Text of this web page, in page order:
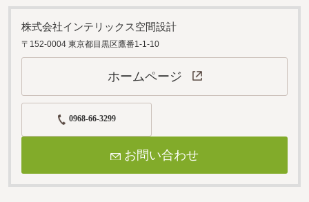
株式会社インテリックス空間設計
〒152-0004 東京都目黒区鷹番1-1-10
ホームページ
0968-66-3299
お問い合わせ